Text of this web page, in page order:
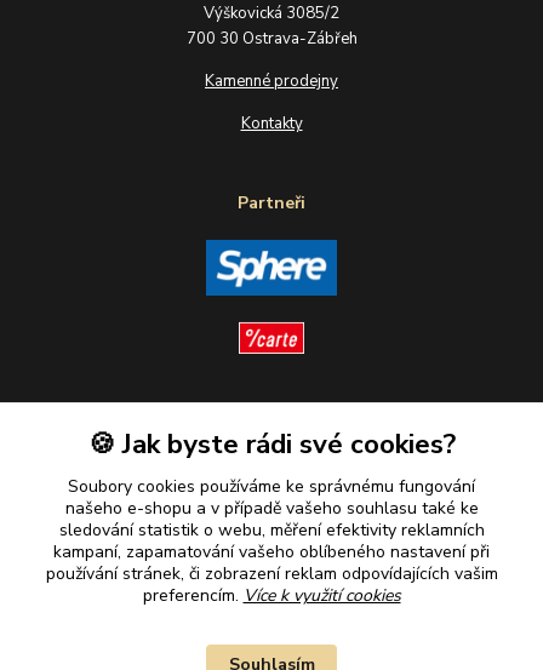
Výškovická 3085/2
700 30 Ostrava-Zábřeh
Kamenné prodejny
Kontakty
Partneři
Sledujte nás
Plaťte u nás bezpečně
🍪 Jak byste rádi své cookies?
Soubory cookies používáme ke správnému fungování
našeho e-shopu a v případě vašeho souhlasu také ke
sledování statistik o webu, měření efektivity reklamních
kampaní, zapamatování vašeho oblíbeného nastavení při
používání stránek, či zobrazení reklam odpovídajících vašim
preferencím. Více k využití cookies
Souhlasím